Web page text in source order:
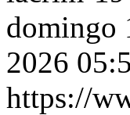
domingo
2026
https://